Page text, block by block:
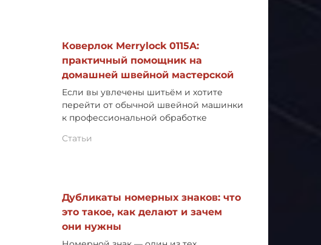
Коверлок Merrylock 0115A:
практичный помощник на
домашней швейной мастерской
Если вы увлечены шитьём и хотите
перейти от обычной швейной машинки
к профессиональной обработке
Статьи
Дубликаты номерных знаков: что
это такое, как делают и зачем
они нужны